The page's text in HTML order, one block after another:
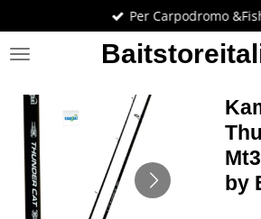
al
contenuto
Per Carpodromo
by